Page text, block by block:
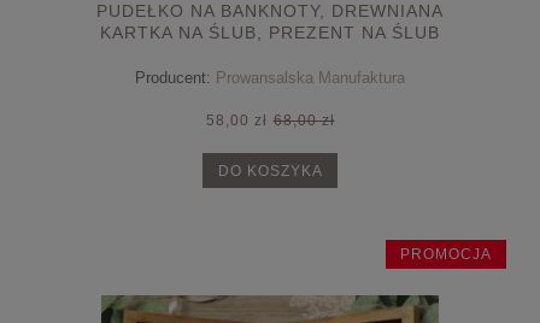
PUDEŁKO NA BANKNOTY, DREWNIANA
KARTKA NA ŚLUB, PREZENT NA ŚLUB
Producent: Prowansalska Manufaktura
58,00 zł 68,00 zł
DO KOSZYKA
PROMOCJA